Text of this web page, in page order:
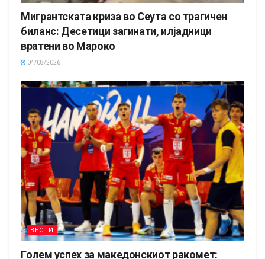
Мигрантската криза во Сеута со трагичен
биланс: Десетици загинати, илјадници
вратени во Мароко
04/08/2026
ВЕСТИ
Голем успех за македонскиот ракомет: